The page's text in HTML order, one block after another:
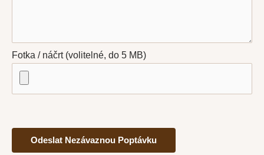
Fotka / náčrt (volitelné, do 5 MB)